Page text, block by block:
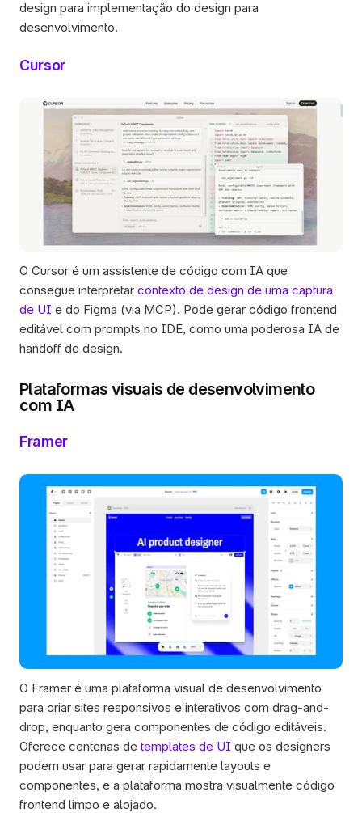
design para implementação do design para
desenvolvimento.
Cursor
O Cursor é um assistente de código com IA que
consegue interpretar contexto de design de uma captura
de UI e do Figma (via MCP). Pode gerar código frontend
editável com prompts no IDE, como uma poderosa IA de
handoff de design.
Plataformas visuais de desenvolvimento
com IA
Framer
O Framer é uma plataforma visual de desenvolvimento
para criar sites responsivos e interativos com drag-and-
drop, enquanto gera componentes de código editáveis.
Oferece centenas de templates de UI que os designers
podem usar para gerar rapidamente layouts e
componentes, e a plataforma mostra visualmente código
frontend limpo e alojado.